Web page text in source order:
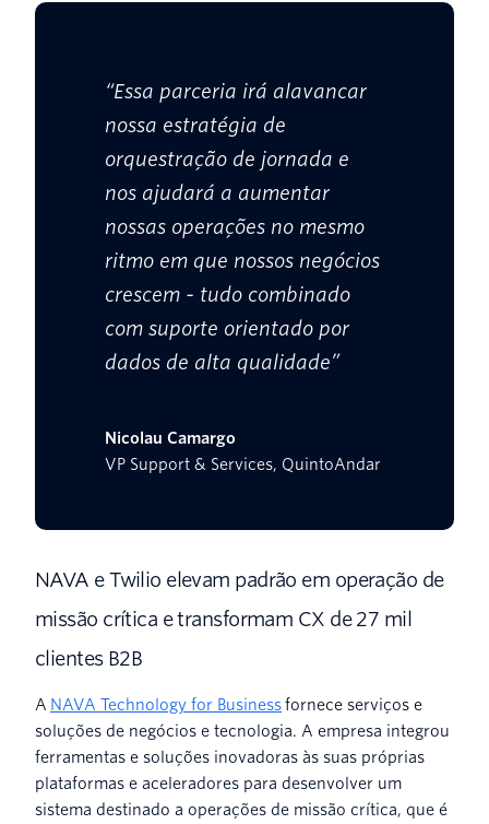
“Essa parceria irá alavancar
nossa estratégia de
orquestração de jornada e
nos ajudará a aumentar
nossas operações no mesmo
ritmo em que nossos negócios
crescem - tudo combinado
com suporte orientado por
dados de alta qualidade”
Nicolau Camargo
VP Support & Services, QuintoAndar
NAVA e Twilio elevam padrão em operação de
missão crítica e transformam CX de 27 mil
clientes B2B
A NAVA Technology for Businessfornece serviços e
soluções de negócios e tecnologia. A empresa integrou
ferramentas e soluções inovadoras às suas próprias
plataformas e aceleradores para desenvolver um
sistema destinado a operações de missão crítica, que é